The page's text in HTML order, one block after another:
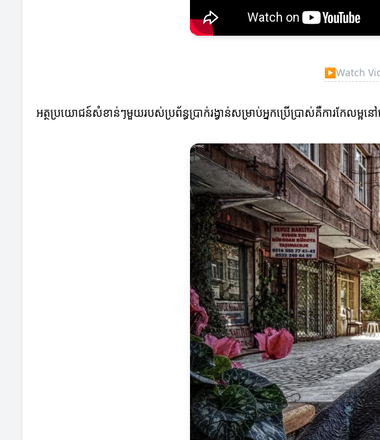
▶Watch
អត្ថប្រយោជន៍សំខាន់ៗមួយរបស់ប្រព័ន្ធប្រាក់រង្វាន់សម្រាប់អ្នកប្រើប្រាស់គឺការកែលម្